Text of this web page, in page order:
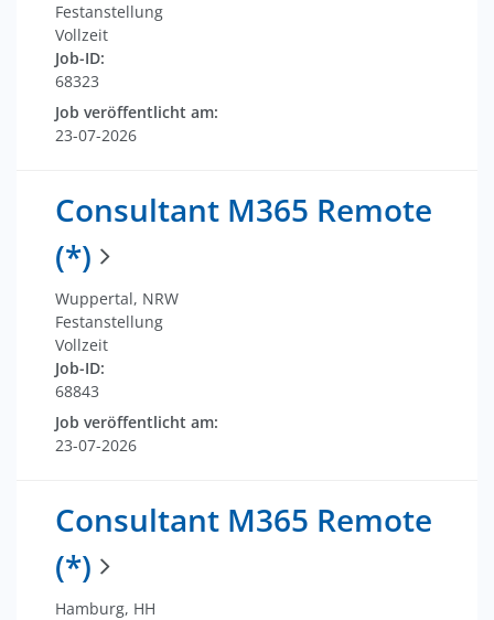
Festanstellung
Vollzeit
Job-ID:
68323
Job veröffentlicht am:
23-07-2026
Consultant M365 Remote
(*)
Wuppertal, NRW
Festanstellung
Vollzeit
Job-ID:
68843
Job veröffentlicht am:
23-07-2026
Consultant M365 Remote
(*)
Hamburg, HH